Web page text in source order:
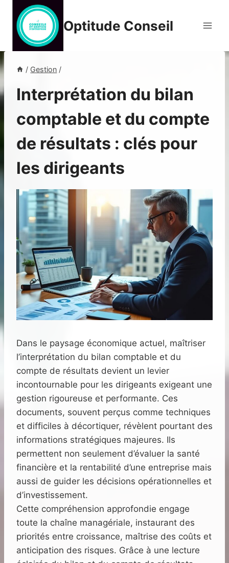
contenu
Optitude Conseil
/ Gestion /
Interprétation du bilan
comptable et du compte
de résultats : clés pour
les dirigeants
Dans le paysage économique actuel, maîtriser
l’interprétation du bilan comptable et du
compte de résultats devient un levier
incontournable pour les dirigeants exigeant une
gestion rigoureuse et performante. Ces
documents, souvent perçus comme techniques
et difficiles à décortiquer, révèlent pourtant des
informations stratégiques majeures. Ils
permettent non seulement d’évaluer la santé
financière et la rentabilité d’une entreprise mais
aussi de guider les décisions opérationnelles et
d’investissement.
Cette compréhension approfondie engage
toute la chaîne managériale, instaurant des
priorités entre croissance, maîtrise des coûts et
anticipation des risques. Grâce à une lecture